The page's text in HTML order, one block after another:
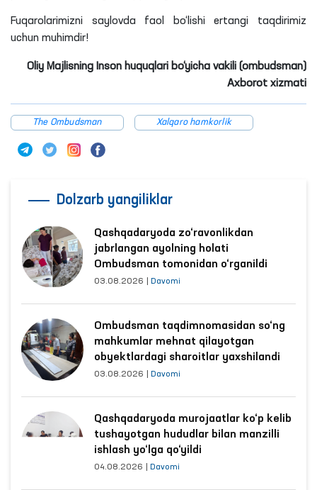
Fuqarolarimizni saylovda faol bo‘lishi ertangi taqdirimiz
uchun muhimdir!
Oliy Majlisning Inson huquqlari bo‘yicha vakili (ombudsman)
Axborot xizmati
The Ombudsman Xalqaro hamkorlik
Dolzarb yangiliklar
Qashqadaryoda zo‘ravonlikdan
jabrlangan ayolning holati
Ombudsman tomonidan o‘rganildi
03.08.2026 Davomi
Ombudsman taqdimnomasidan so‘ng
mahkumlar mehnat qilayotgan
obyektlardagi sharoitlar yaxshilandi
03.08.2026 Davomi
Qashqadaryoda murojaatlar ko‘p kelib
tushayotgan hududlar bilan manzilli
ishlash yo‘lga qo‘yildi
04.08.2026 Davomi